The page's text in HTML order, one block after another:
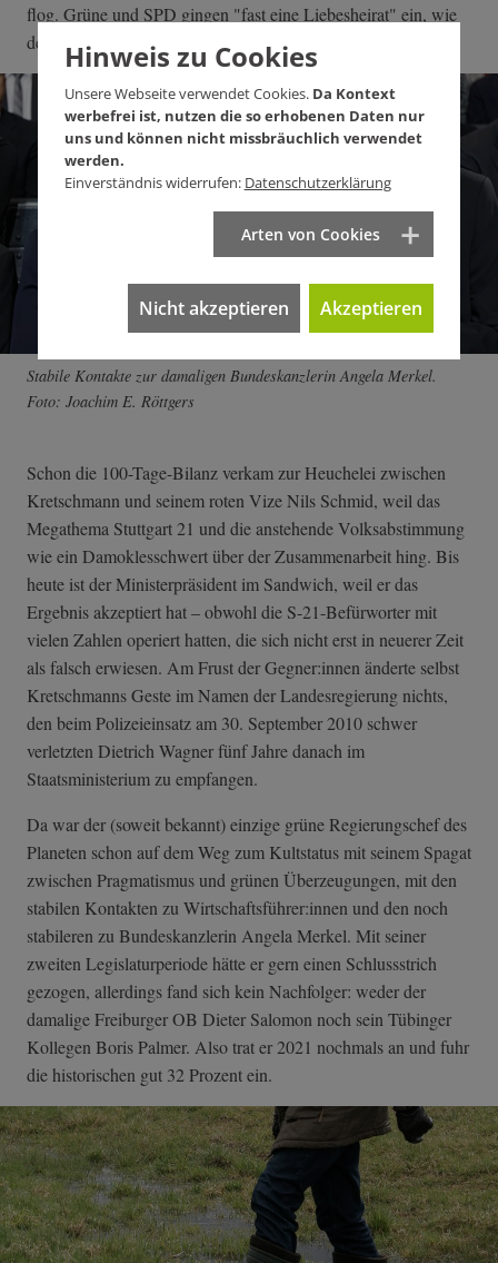
flog. Grüne und SPD gingen "fast eine Liebesheirat" ein, wie
der Wahlsieger in der ersten Euphorie irrtümlich weissagte.
Stabile Kontakte zur damaligen Bundeskanzlerin Angela Merkel.
Foto: Joachim E. Röttgers
Schon die 100-Tage-Bilanz verkam zur Heuchelei zwischen
Kretschmann und seinem roten Vize Nils Schmid, weil das
Megathema Stuttgart 21 und die anstehende Volksabstimmung
wie ein Damoklesschwert über der Zusammenarbeit hing. Bis
heute ist der Ministerpräsident im Sandwich, weil er das
Ergebnis akzeptiert hat – obwohl die S-21-Befürworter mit
vielen Zahlen operiert hatten, die sich nicht erst in neuerer Zeit
als falsch erwiesen. Am Frust der Gegner:innen änderte selbst
Kretschmanns Geste im Namen der Landesregierung nichts,
den beim Polizeieinsatz am 30. September 2010 schwer
verletzten Dietrich Wagner fünf Jahre danach im
Staatsministerium zu empfangen.
Da war der (soweit bekannt) einzige grüne Regierungschef des
Planeten schon auf dem Weg zum Kultstatus mit seinem Spagat
zwischen Pragmatismus und grünen Überzeugungen, mit den
stabilen Kontakten zu Wirtschaftsführer:innen und den noch
stabileren zu Bundeskanzlerin Angela Merkel. Mit seiner
zweiten Legislaturperiode hätte er gern einen Schlussstrich
gezogen, allerdings fand sich kein Nachfolger: weder der
damalige Freiburger OB Dieter Salomon noch sein Tübinger
Kollegen Boris Palmer. Also trat er 2021 nochmals an und fuhr
die historischen gut 32 Prozent ein.
Hinweis zu Cookies
Unsere Webseite verwendet Cookies. Da Kontext
werbefrei ist, nutzen die so erhobenen Daten nur
uns und können nicht missbräuchlich verwendet
werden.
Einverständnis widerrufen: Datenschutzerklärung
Arten von Cookies
Nicht akzeptieren Akzeptieren